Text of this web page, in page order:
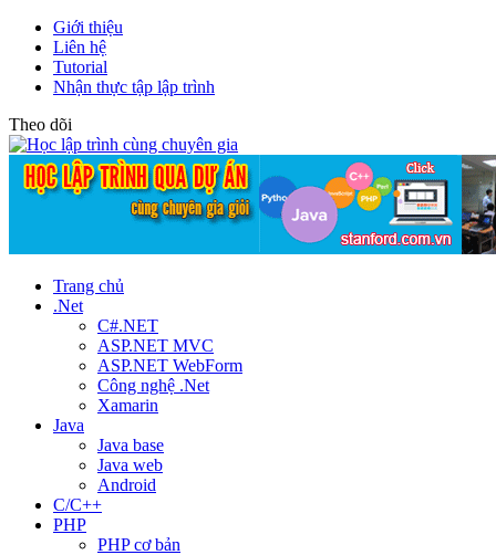
Giới thiệu
Liên hệ
Tutorial
Nhận thực tập lập trình
Theo dõi
Trang chủ
.Net
C#.NET
ASP.NET MVC
ASP.NET WebForm
Công nghệ .Net
Xamarin
Java
Java base
Java web
Android
C/C++
PHP
PHP cơ bản